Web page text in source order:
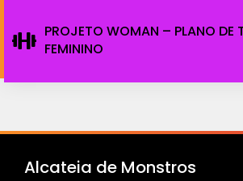
PROJETO WOMAN – PLANO DE
FEMININO
Alcateia de Monstros